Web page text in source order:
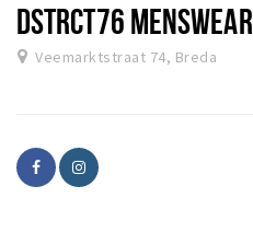
DSTRCT76 MENSWEAR
Veemarktstraat 74, Breda